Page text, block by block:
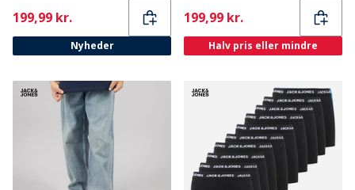
Current
199,99 kr.
Nyheder
Current
199,99 kr.
Halv pris eller mindre